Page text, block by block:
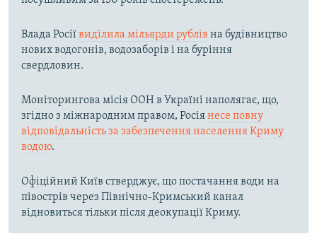
Влада Росіївиділила мільярди рублів на будівництво
нових водогонів, водозаборів і на буріння
свердловин.
Моніторингова місія ООН в Україні наполягає, що,
згідно з міжнародним правом, Росіянесе повну
відповідальність за забезпечення населення Криму
водою.
Офіційний Київ стверджує, що постачання води на
півострів через Північно-Кримський канал
відновиться тільки після деокупації Криму.